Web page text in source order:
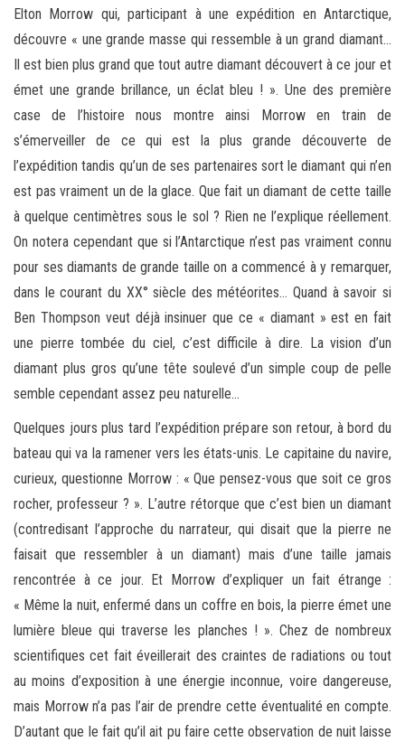
Elton Morrow qui, participant à une expédition en Antarctique,
découvre « une grande masse qui ressemble à un grand diamant…
Il est bien plus grand que tout autre diamant découvert à ce jour et
émet une grande brillance, un éclat bleu ! ». Une des première
case de l’histoire nous montre ainsi Morrow en train de
s’émerveiller de ce qui est la plus grande découverte de
l’expédition tandis qu’un de ses partenaires sort le diamant qui n’en
est pas vraiment un de la glace. Que fait un diamant de cette taille
à quelque centimètres sous le sol ? Rien ne l’explique réellement.
On notera cependant que si l’Antarctique n’est pas vraiment connu
pour ses diamants de grande taille on a commencé à y remarquer,
dans le courant du XX° siècle des météorites… Quand à savoir si
Ben Thompson veut déjà insinuer que ce « diamant » est en fait
une pierre tombée du ciel, c’est difficile à dire. La vision d’un
diamant plus gros qu’une tête soulevé d’un simple coup de pelle
semble cependant assez peu naturelle…
Quelques jours plus tard l’expédition prépare son retour, à bord du
bateau qui va la ramener vers les états-unis. Le capitaine du navire,
curieux, questionne Morrow : « Que pensez-vous que soit ce gros
rocher, professeur ? ». L’autre rétorque que c’est bien un diamant
(contredisant l’approche du narrateur, qui disait que la pierre ne
faisait que ressembler à un diamant) mais d’une taille jamais
rencontrée à ce jour. Et Morrow d’expliquer un fait étrange :
« Même la nuit, enfermé dans un coffre en bois, la pierre émet une
lumière bleue qui traverse les planches ! ». Chez de nombreux
scientifiques cet fait éveillerait des craintes de radiations ou tout
au moins d’exposition à une énergie inconnue, voire dangereuse,
mais Morrow n’a pas l’air de prendre cette éventualité en compte.
D’autant que le fait qu’il ait pu faire cette observation de nuit laisse